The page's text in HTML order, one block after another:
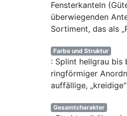
Fensterkanteln
überwiegenden
Sortiment, das als
Farbe und Struktur
: Splint hellgrau bis
ringförmiger
auffällige,
Gesamtcharakter